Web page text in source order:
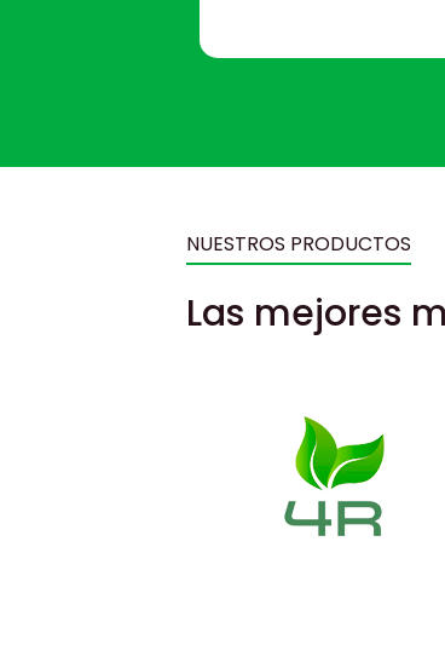
NUESTROS PRODUCTOS
Las mejores